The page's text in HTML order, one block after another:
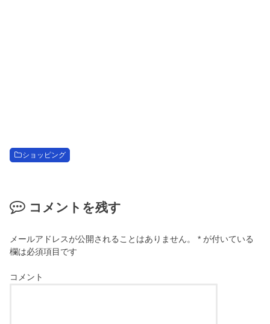
ショッピング
コメントを残す
メールアドレスが公開されることはありません。 * が付いている
欄は必須項目です
コメント